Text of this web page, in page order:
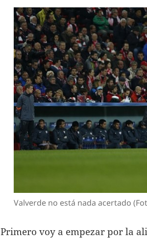
Valverde no está nada acertado
Primero voy a empezar por la